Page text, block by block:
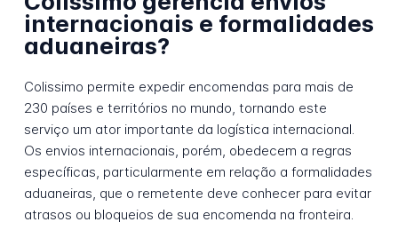
internacionais e formalidades
aduaneiras?
Colissimo permite expedir encomendas para mais de
230 países e territórios no mundo, tornando este
serviço um ator importante da logística internacional.
Os envios internacionais, porém, obedecem a regras
específicas, particularmente em relação a formalidades
aduaneiras, que o remetente deve conhecer para evitar
atrasos ou bloqueios de sua encomenda na fronteira.